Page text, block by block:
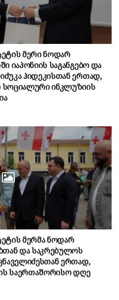
მერი ნოდარ
იაპონიის საგანგებო და
ჰიდეკისთან ერთად,
ინკლუზიის
მერმა ნოდარ
და საკრებულოს
ერთად,
საერთაშორისო დღე